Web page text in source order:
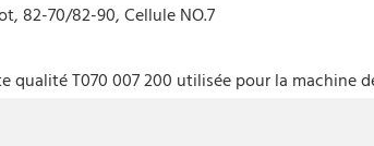
82-70/82-90, Cellule NO.7
qualité T070 007 200 utilisée pour la machine